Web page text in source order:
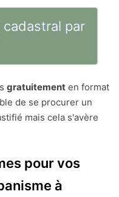
par
gratuitement en format
de se procurer un
mais cela s'avère
pour vos
à